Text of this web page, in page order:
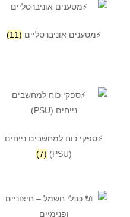
⚡מטענים אוניברסליים (11)
⚡ספקי כוח למחשבים נייחים
(PSU)
(7)